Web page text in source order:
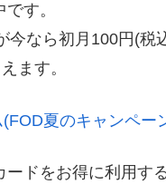
す。
なら初月100円(税
ます。
夏のキャンペー
ードをお得に利用す